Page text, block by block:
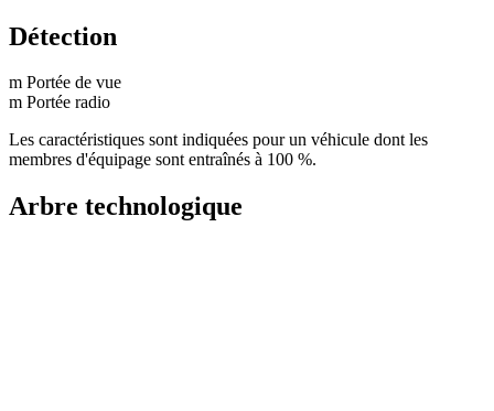
Détection
m Portée de vue
m Portée radio
Les caractéristiques sont indiquées pour un véhicule dont les
membres d'équipage sont entraînés à 100 %.
Arbre technologique